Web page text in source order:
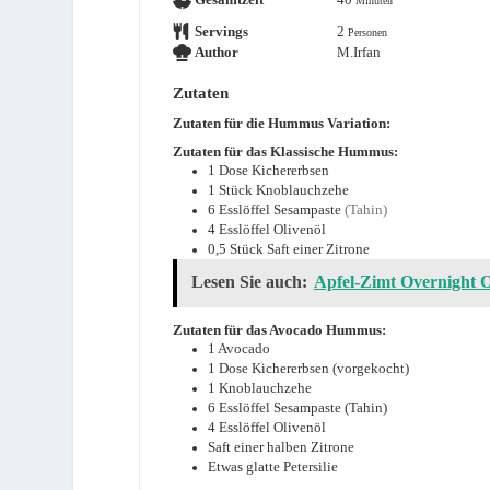
Servings 2 Personen
Author M.Irfan
Zutaten
Zutaten für die Hummus Variation:
Zutaten für das Klassische Hummus:
1 Dose Kichererbsen
1 Stück Knoblauchzehe
6 Esslöffel Sesampaste (Tahin)
4 Esslöffel Olivenöl
0,5 Stück Saft einer Zitrone
Lesen Sie auch: Apfel-Zimt Overnight
Zutaten für das Avocado Hummus:
1 Avocado
1 Dose Kichererbsen (vorgekocht)
1 Knoblauchzehe
6 Esslöffel Sesampaste (Tahin)
4 Esslöffel Olivenöl
Saft einer halben Zitrone
Etwas glatte Petersilie